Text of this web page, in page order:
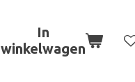
In
winkelwagen